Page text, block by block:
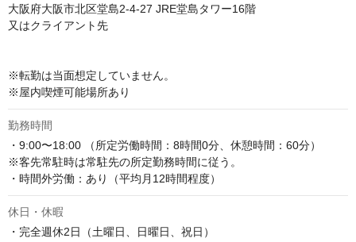
大阪府大阪市北区堂島2-4-27 JRE堂島タワー16階
又はクライアント先
※転勤は当面想定していません。
※屋内喫煙可能場所あり
勤務時間
・9:00〜18:00 （所定労働時間：8時間0分、休憩時間：60分）
※客先常駐時は常駐先の所定勤務時間に従う。
・時間外労働：あり（平均月12時間程度）
休日・休暇
・完全週休2日（土曜日、日曜日、祝日）